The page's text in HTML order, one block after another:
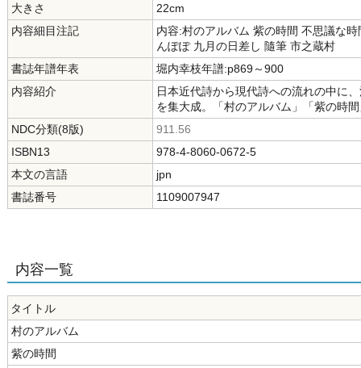
大きさ
22cm
内容細目注記
内容:村のアルバム 紫の時間 不思議な
んぽぽ 九月の日差し 隨筆 市之蔵村
書誌年譜年表
堀内幸枝年譜:p869～900
内容紹介
日本近代詩から現代詩への流れの中に
を集大成。「村のアルバム」「紫の時
NDC分類(8版)
911.56
ISBN13
978-4-8060-0672-5
本文の言語
jpn
書誌番号
1109007947
内容一覧
タイトル
村のアルバム
紫の時間